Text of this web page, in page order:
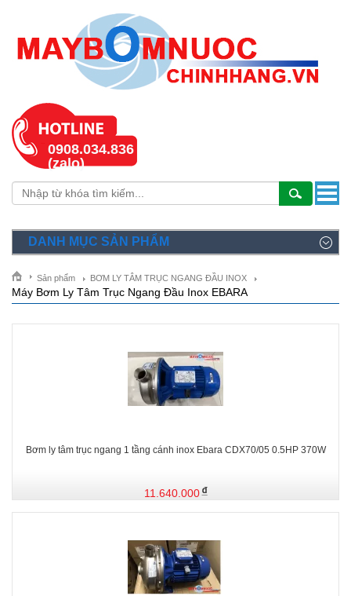
0908.034.836
(zalo)
DANH MỤC SẢN PHẨM
Sản phẩm BƠM LY TÂM TRỤC NGANG ĐẦU INOX
Máy Bơm Ly Tâm Trục Ngang Đầu Inox EBARA
Bơm ly tâm trục ngang 1 tầng cánh inox Ebara CDX70/05 0.5HP 370W
11.640.000